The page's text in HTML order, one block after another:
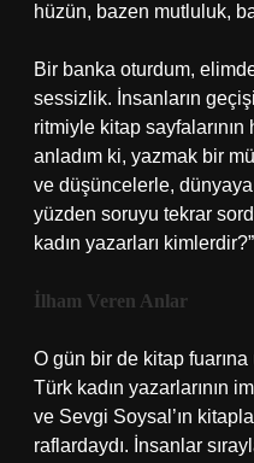
hüzün, bazen mutluluk,
Bir banka oturdum,
sessizlik. İnsanların
ritmiyle kitap sayfalarının
anladım ki, yazmak bir
ve düşüncelerle,
yüzden soruyu tekrar
kadın yazarları kimlerdir?”
İlham Veren Anlar
O gün bir de kitap
Türk kadın yazarlarının
ve Sevgi Soysal’ın
raflardaydı. İnsanlar